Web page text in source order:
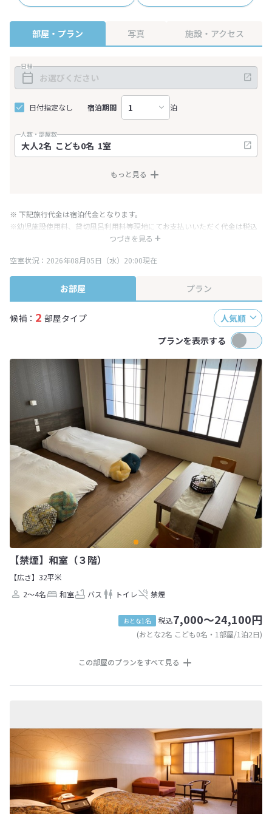
部屋・プラン 写真 施設・アクセス
日程
日付指定なし 宿泊期間 泊
人数・部屋数
もっと見る
つづきを見る
※ 下記旅行代金は宿泊代金となります。
※幼児施設使用料、貸切風呂利用料等現地にてお支払いいただく代金は税込
み表記となりますが、消費税増税に伴い代金が一部変更となる場合がござい
※表示されている旅行代金・プラン内容は一定時間ごとに更新されます。最
終確認画面でご確認ください。
空室状況：2026年08月05日（水）20:00現在
お部屋 プラン
候補： 2 部屋タイプ
人気順
プランを表示する
【禁煙】和室（３階）
【広さ】32平米
2～4名
和室 バス トイレ 禁煙
おとな1名 税込7,000～24,100円
(おとな2名 こども0名・1部屋/1泊2日)
この部屋のプランをすべて見る